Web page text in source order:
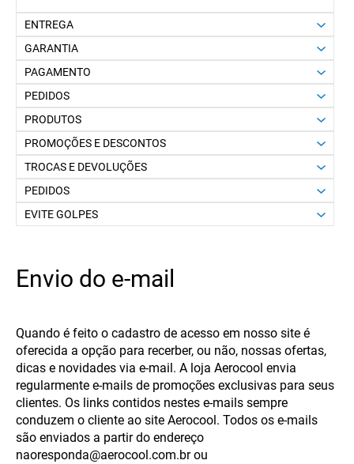
ENTREGA
GARANTIA
PAGAMENTO
PEDIDOS
PRODUTOS
PROMOÇÕES E DESCONTOS
TROCAS E DEVOLUÇÕES
PEDIDOS
EVITE GOLPES
Envio do e-mail
Quando é feito o cadastro de acesso em nosso site é
oferecida a opção para recerber, ou não, nossas ofertas,
dicas e novidades via e-mail. A loja Aerocool envia
regularmente e-mails de promoções exclusivas para seus
clientes. Os links contidos nestes e-mails sempre
conduzem o cliente ao site Aerocool. Todos os e-mails
são enviados a partir do endereço
naoresponda@aerocool.com.br ou